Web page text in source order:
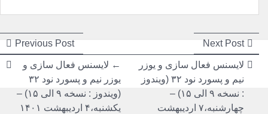
راهبری
نوشته
Previous Post Next Post
post:
راهبری
نوشته
← لایسنس فعال سازی و
یوزر نیم و پسورد نود ۳۲
(ویندوز : نسخه ۹ الی ۱۵) –
یکشنبه،۴ اردیبهشت ۱۴۰۱
لایسنس فعال سازی و یوزر
نیم و پسورد نود ۳۲ (ویندوز
: نسخه ۹ الی ۱۵) –
چهارشنبه،۷ اردیبهشت